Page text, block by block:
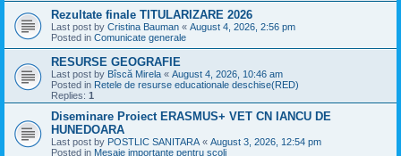
Rezultate finale TITULARIZARE 2026
Last post by Cristina Bauman « August 4, 2026, 2:56 pm
Posted in Comunicate generale
RESURSE GEOGRAFIE
Last post by Bîscă Mirela « August 4, 2026, 10:46 am
Posted in Retele de resurse educationale deschise(RED)
Replies: 1
Diseminare Proiect ERASMUS+ VET CN IANCU DE
HUNEDOARA
Last post by POSTLIC SANITARA « August 3, 2026, 12:54 pm
Posted in Mesaje importante pentru scoli